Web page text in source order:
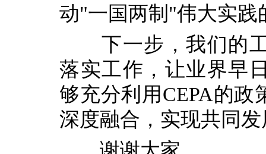
动"一国两制"伟大实践
下一步，我们的工
落实工作，让业界早
够充分利用CEPA的
深度融合，实现共同